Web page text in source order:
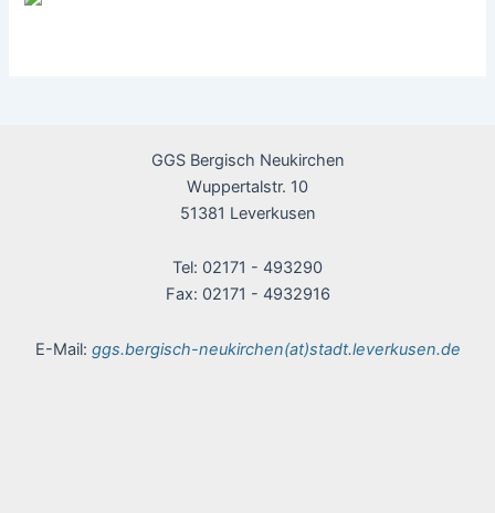
GGS Bergisch Neukirchen
Wuppertalstr. 10
51381 Leverkusen
Tel: 02171 - 493290
Fax: 02171 - 4932916
E-Mail: ggs.bergisch-neukirchen(at)stadt.leverkusen.de